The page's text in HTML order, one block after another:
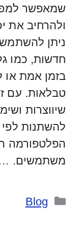
שמאפשר
ניתן
חדשות, כמו
בזמן אמת או
טבלאות. עם
שיווצרות
להשתנות לפי
הפלטפורמה
משתמשים. …
קטגוריות
Blog